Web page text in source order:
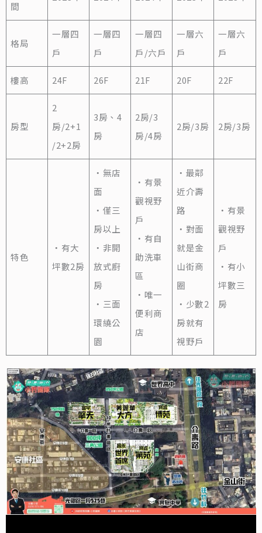
間
格局
一層四
戶
一層四
戶
一層四
戶/六戶
一層六
戶
一層六
戶
樓高 24F 26F 21F 20F 22F
房型
2
房/2+1
/2+2房
3房、4
房
2房/3
房/4房
2房/3房 2房/3房
特色
‧有大
坪數2房
‧無店
面
‧僅三
房以上
‧非開
放式廚
房
‧三面
環繞公
園
‧有景
觀視野
戶
‧有自
助洗車
區
‧唯一
便利商
店
‧最鄰
近介壽
路
‧對面
就是金
山街商
圈
‧少數2
房就有
視野戶
‧有景
觀視野
戶
‧有小
坪數三
房